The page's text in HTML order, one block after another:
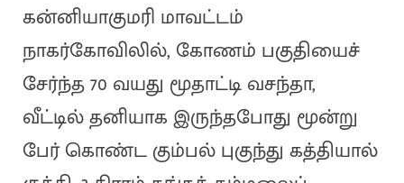
கன்னியாகுமரி மாவட்டம்
நாகர்கோவிலில், கோணம் பகுதியைச்
சேர்ந்த 70 வயது மூதாட்டி வசந்தா,
வீட்டில் தனியாக இருந்தபோது மூன்று
பேர் கொண்ட கும்பல் புகுந்து கத்தியால்